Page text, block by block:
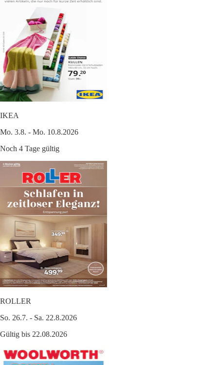
IKEA
Mo. 3.8. - Mo. 10.8.2026
Noch 4 Tage gültig
ROLLER
So. 26.7. - Sa. 22.8.2026
Gültig bis 22.08.2026